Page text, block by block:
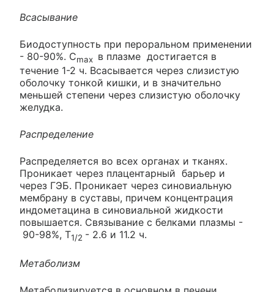
Всасывание
Биодоступность при пероральном применении
- 80-90%. Cmax в плазме достигается в
течение 1-2 ч. Всасывается через слизистую
оболочку тонкой кишки, и в значительно
меньшей степени через слизистую оболочку
желудка.
Распределение
Распределяется во всех органах и тканях.
Проникает через плацентарный барьер и
через ГЭБ. Проникает через синовиальную
мембрану в суставы, причем концентрация
индометацина в синовиальной жидкости
повышается. Связывание с белками плазмы -
90-98%, T1/2 - 2.6 и 11.2 ч.
Метаболизм